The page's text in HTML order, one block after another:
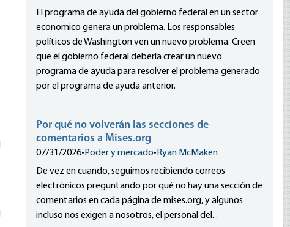
El programa de ayuda del gobierno federal en un sector
economico genera un problema. Los responsables
políticos de Washington ven un nuevo problema. Creen
que el gobierno federal debería crear un nuevo
programa de ayuda para resolver el problema generado
por el programa de ayuda anterior.
Por qué no volverán las secciones de
comentarios a Mises.org
07/31/2026• Poder y mercado• Ryan McMaken
De vez en cuando, seguimos recibiendo correos
electrónicos preguntando por qué no hay una sección de
comentarios en cada página de mises.org, y algunos
incluso nos exigen a nosotros, el personal del...